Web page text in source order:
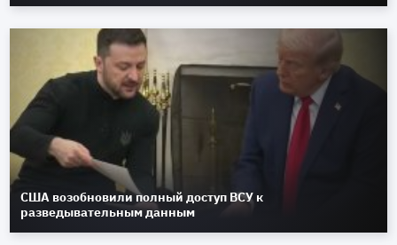
США возобновили полный доступ ВСУ к
разведывательным данным